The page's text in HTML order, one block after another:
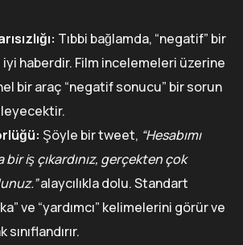
Tıbbi bağlamda, “negatif” bir
haberdir. Film incelemeleri üzerine
bir araç “negatif sonucu” bir sorun
Şöyle bir tweet, “Hesabımı
bir iş çıkardınız, gerçekten çok
alaycılıkla dolu. Standart
ve “yardımcı” kelimelerini görür ve